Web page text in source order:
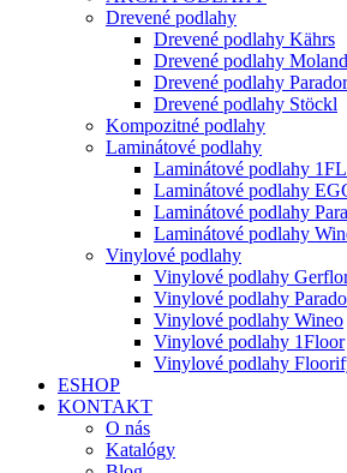
Drevené podlahy
Drevené podlahy Kährs
Drevené podlahy Moland
Drevené podlahy Parador
Drevené podlahy Stöckl
Kompozitné podlahy
Laminátové podlahy
Laminátové podlahy
Laminátové podlahy
Laminátové podlahy
Laminátové podlahy
Vinylové podlahy
Vinylové podlahy
Vinylové podlahy
Vinylové podlahy Wineo
Vinylové podlahy 1Floor
Vinylové podlahy
ESHOP
KONTAKT
O nás
Katalógy